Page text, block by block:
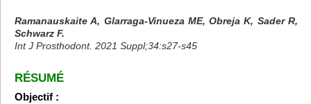
Ramanauskaite A, Glarraga-Vinueza ME, Obreja K, Sader R,
Schwarz F.
Int J Prosthodont. 2021 Suppl;34:s27-s45
RÉSUMÉ
Objectif :